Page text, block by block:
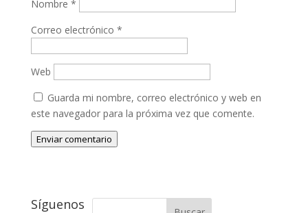
Nombre *
Correo electrónico *
Web
Guarda mi nombre, correo electrónico y web en
este navegador para la próxima vez que comente.
Enviar comentario
Síguenos